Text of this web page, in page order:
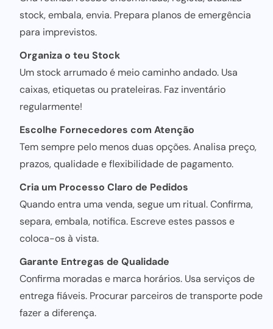
stock, embala, envia. Prepara planos de emergência
para imprevistos.
Organiza o teu Stock
Um stock arrumado é meio caminho andado. Usa
caixas, etiquetas ou prateleiras. Faz inventário
regularmente!
Escolhe Fornecedores com Atenção
Tem sempre pelo menos duas opções. Analisa preço,
prazos, qualidade e flexibilidade de pagamento.
Cria um Processo Claro de Pedidos
Quando entra uma venda, segue um ritual. Confirma,
separa, embala, notifica. Escreve estes passos e
coloca-os à vista.
Garante Entregas de Qualidade
Confirma moradas e marca horários. Usa serviços de
entrega fiáveis. Procurar parceiros de transporte pode
fazer a diferença.